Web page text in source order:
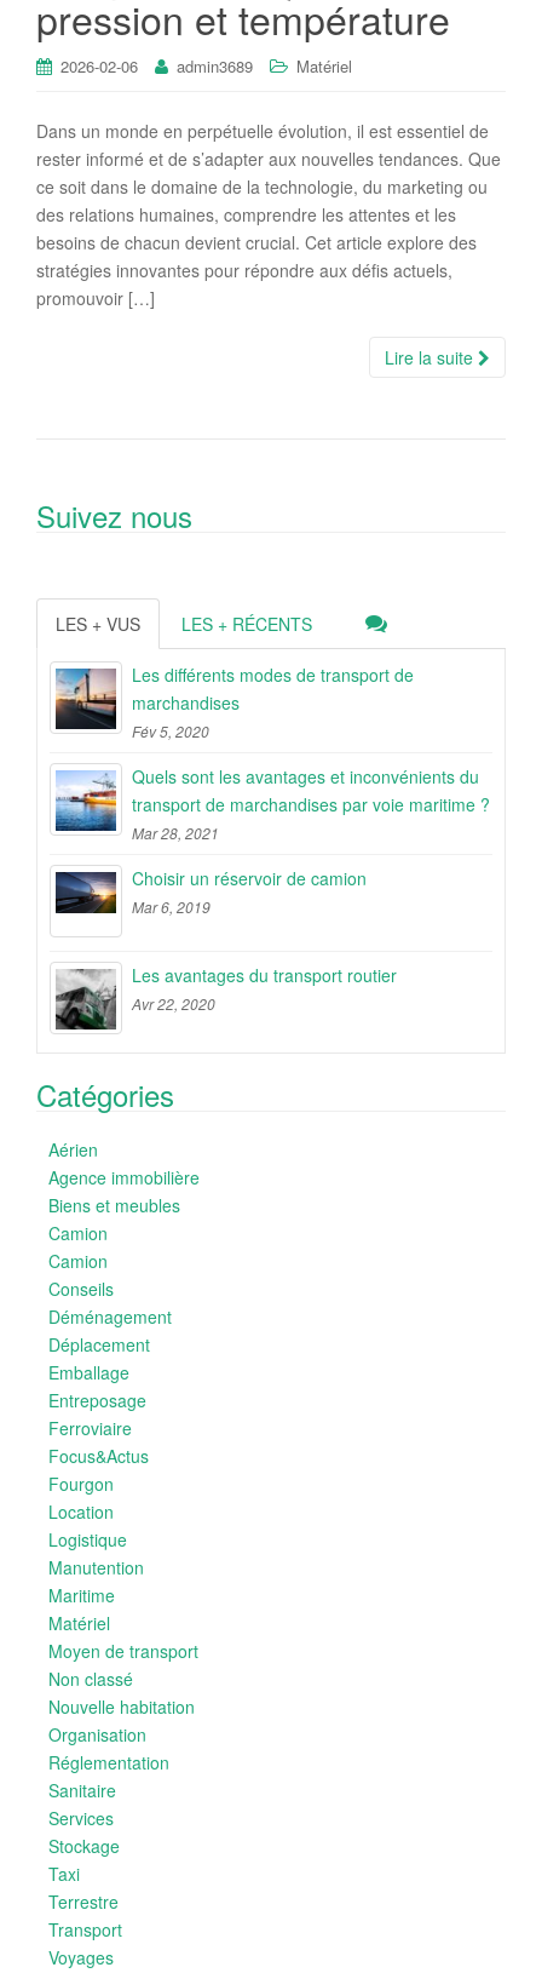
pression et température
2026-02-06 admin3689 Matériel
Dans un monde en perpétuelle évolution, il est essentiel de
rester informé et de s’adapter aux nouvelles tendances. Que
ce soit dans le domaine de la technologie, du marketing ou
des relations humaines, comprendre les attentes et les
besoins de chacun devient crucial. Cet article explore des
stratégies innovantes pour répondre aux défis actuels,
promouvoir […]
Lire la suite
Suivez nous
LES + VUS LES + RÉCENTS
Les différents modes de transport de
marchandises
Fév 5, 2020
Quels sont les avantages et inconvénients du
transport de marchandises par voie maritime ?
Mar 28, 2021
Choisir un réservoir de camion
Mar 6, 2019
Les avantages du transport routier
Avr 22, 2020
Catégories
Aérien
Agence immobilière
Biens et meubles
Camion
Camion
Conseils
Déménagement
Déplacement
Emballage
Entreposage
Ferroviaire
Focus&Actus
Fourgon
Location
Logistique
Manutention
Maritime
Matériel
Moyen de transport
Non classé
Nouvelle habitation
Organisation
Réglementation
Sanitaire
Services
Stockage
Taxi
Terrestre
Transport
Voyages